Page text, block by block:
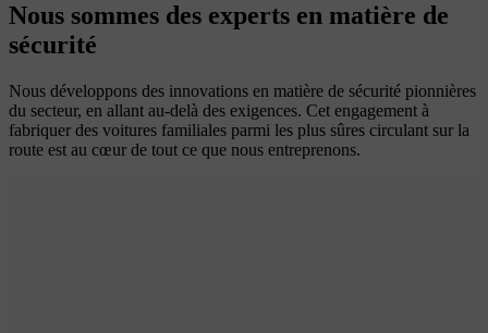
Nous sommes des experts en matière de
sécurité
Nous développons des innovations en matière de sécurité pionnières
du secteur, en allant au-delà des exigences. Cet engagement à
fabriquer des voitures familiales parmi les plus sûres circulant sur la
route est au cœur de tout ce que nous entreprenons.